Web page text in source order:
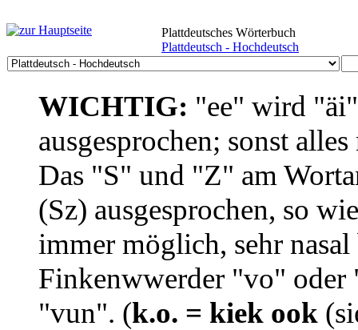
Plattdeutsches Wörterbuch
Plattdeutsch - Hochdeutsch
WICHTIG: "ee" wird
ausgesprochen; sonst
Das "S" und "Z" am
(Sz) ausgesprochen, so
immer möglich, sehr
Finkenwwerder "vo"
"vun". (k.o. = kiek ook